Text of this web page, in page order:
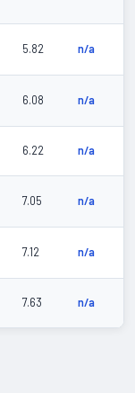
5.82 n/a
6.08 n/a
6.22 n/a
7.05 n/a
7.12 n/a
7.63 n/a